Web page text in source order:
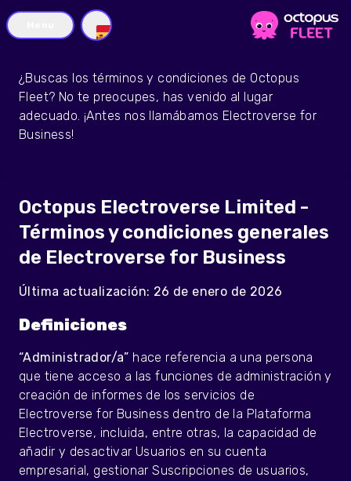
ES
¿Buscas los términos y condiciones de Octopus
Fleet? No te preocupes, has venido al lugar
adecuado. ¡Antes nos llamábamos Electroverse for
Business!
Octopus Electroverse Limited -
Términos y condiciones generales
de Electroverse for Business
Última actualización: 26 de enero de 2026
Definiciones
“Administrador/a” hace referencia a una persona
que tiene acceso a las funciones de administración y
creación de informes de los servicios de
Electroverse for Business dentro de la Plataforma
Electroverse, incluida, entre otras, la capacidad de
añadir y desactivar Usuarios en su cuenta
empresarial, gestionar Suscripciones de usuarios,